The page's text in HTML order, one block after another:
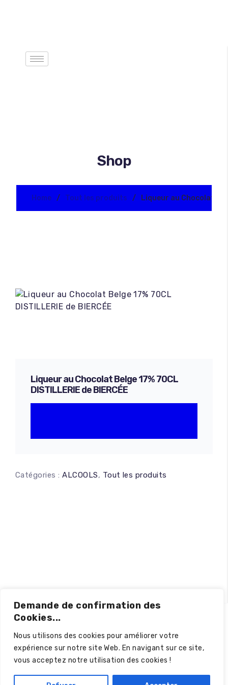
Demande de confirmation des
Cookies...
Nous utilisons des cookies pour améliorer votre
expérience sur notre site Web. En navigant sur ce site,
vous acceptez notre utilisation des cookies !
Shop
Home Tout les produits Liqueur au Chocolat
Liqueur au Chocolat Belge 17% 70CL
DISTILLERIE de BIERCÉE
Catégories :ALCOOLS, Tout les produits